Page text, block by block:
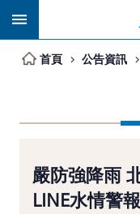
跳到主要內容區塊
首頁 公告資訊
嚴防強降雨
LINE水情警